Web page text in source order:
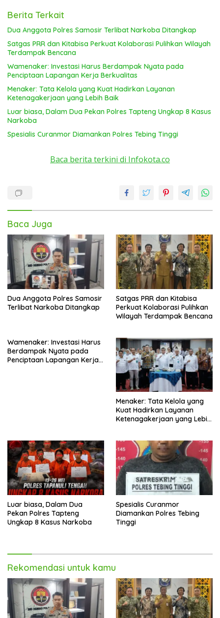
Berita Terkait
Dua Anggota Polres Samosir Terlibat Narkoba Ditangkap
Satgas PRR dan Kitabisa Perkuat Kolaborasi Pulihkan Wilayah
Terdampak Bencana
Wamenaker: Investasi Harus Berdampak Nyata pada
Penciptaan Lapangan Kerja Berkualitas
Menaker: Tata Kelola yang Kuat Hadirkan Layanan
Ketenagakerjaan yang Lebih Baik
Luar biasa, Dalam Dua Pekan Polres Tapteng Ungkap 8 Kasus
Narkoba
Spesialis Curanmor Diamankan Polres Tebing Tinggi
Baca berita terkini di Infokota.co
Baca Juga
Dua Anggota Polres Samosir
Terlibat Narkoba Ditangkap
Satgas PRR dan Kitabisa
Perkuat Kolaborasi Pulihkan
Wilayah Terdampak Bencana
Wamenaker: Investasi Harus
Berdampak Nyata pada
Penciptaan Lapangan Kerja
Menaker: Tata Kelola yang
Kuat Hadirkan Layanan
Ketenagakerjaan yang Lebih
Luar biasa, Dalam Dua
Pekan Polres Tapteng
Ungkap 8 Kasus Narkoba
Spesialis Curanmor
Diamankan Polres Tebing
Tinggi
Rekomendasi untuk kamu